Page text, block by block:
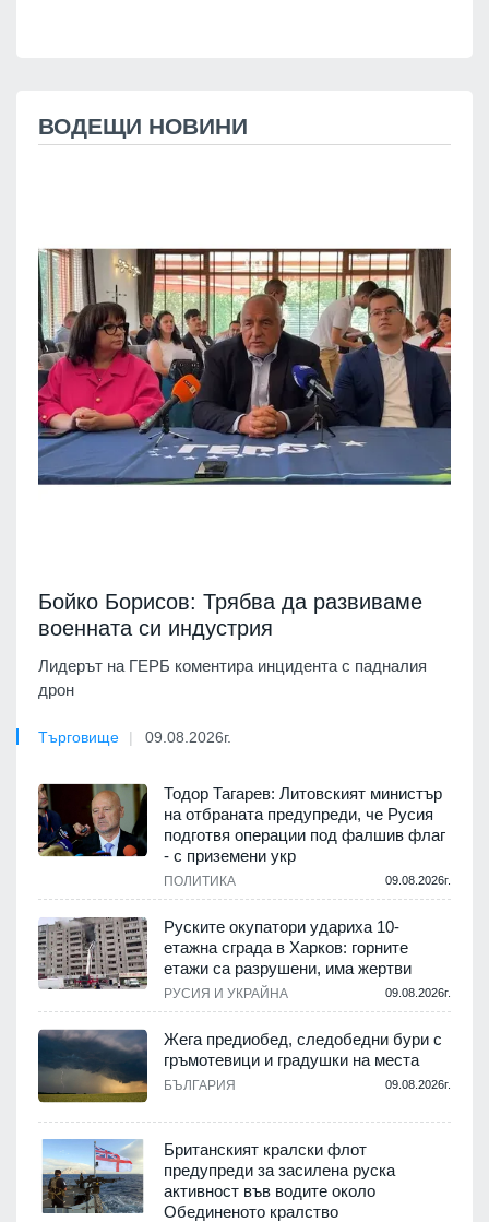
ВОДЕЩИ НОВИНИ
Бойко Борисов: Трябва да развиваме
военната си индустрия
Лидерът на ГЕРБ коментира инцидента с падналия
дрон
Търговище 09.08.2026г.
Тодор Тагарев: Литовският министър
на отбраната предупреди, че Русия
подготвя операции под фалшив флаг
- с приземени укр
ПОЛИТИКА 09.08.2026г.
Руските окупатори удариха 10-
етажна сграда в Харков: горните
етажи са разрушени, има жертви
РУСИЯ И УКРАЙНА 09.08.2026г.
Жега предиобед, следобедни бури с
гръмотевици и градушки на места
БЪЛГАРИЯ 09.08.2026г.
Британският кралски флот
предупреди за засилена руска
активност във водите около
Обединеното кралство